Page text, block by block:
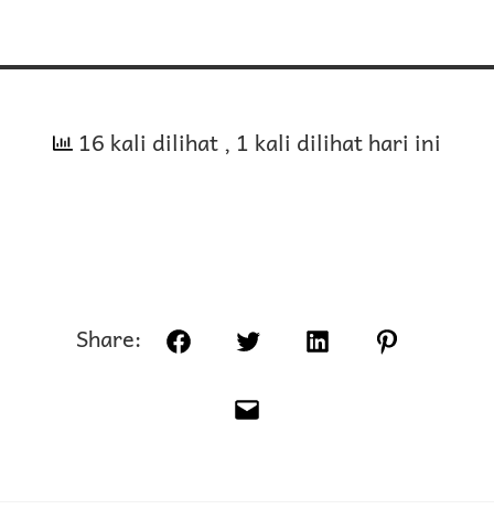
16 kali dilihat, 1 kali dilihat hari ini
Share: FacebookTwitterLinkedInPinterest
Email